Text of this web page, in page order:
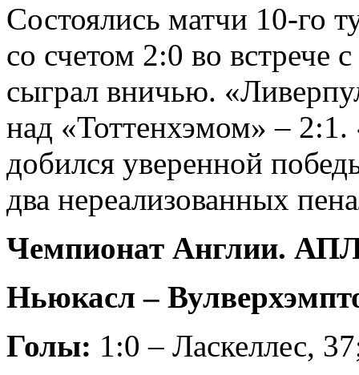
Состоялись матчи 10-го
со счетом 2:0 во встрече
сыграл вничью.
над «Тоттенхэмом» –
добился уверенной
два нереализованных
Чемпионат Англии.
Ньюкасл –
Голы: 1:0 – Ласкеллес,